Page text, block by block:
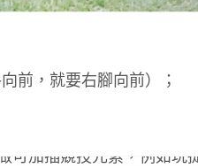
前，就要右腳向前）；